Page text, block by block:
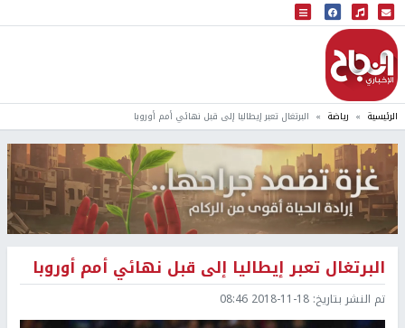
البث المباشر
إذاعة النجاح
الرئيسية رياضة البرتغال تعبر إيطاليا إلى قبل نهائي أمم أوروبا
البرتغال تعبر إيطاليا إلى قبل نهائي أمم أوروبا
تم النشر بتاريخ: 2018-11-18 08:46